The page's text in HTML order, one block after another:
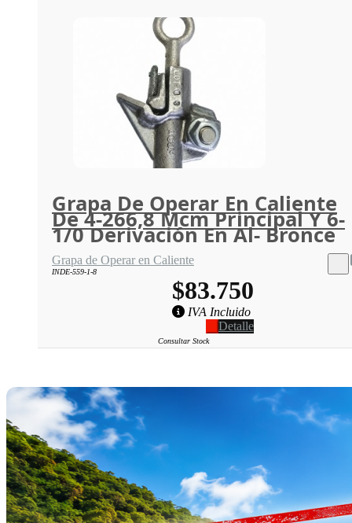
Grapa De Operar En Caliente
De 4-266,8 Mcm Principal Y 6-
1/0 Derivación En Al- Bronce
Grapa de Operar en Caliente
INDE-559-1-8
$83.750
IVA Incluido
Detalle
Consultar Stock